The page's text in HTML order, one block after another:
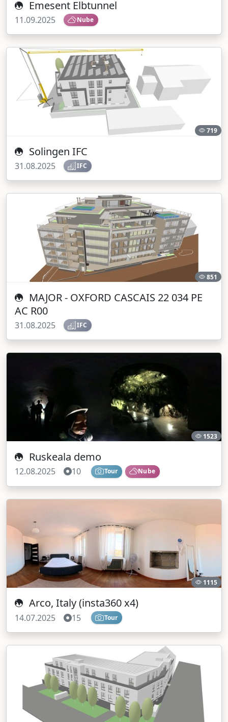
Emesent Elbtunnel
11.09.2025 Nube
719
Solingen IFC
31.08.2025 IFC
851
MAJOR - OXFORD CASCAIS 22 034 PE
AC R00
31.08.2025 IFC
1523
Ruskeala demo
12.08.2025 10 Tour Nube
1115
Arco, Italy (insta360 x4)
14.07.2025 15 Tour